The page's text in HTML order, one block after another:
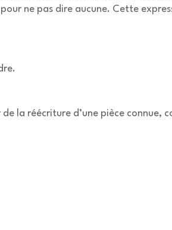
ne pas dire aucune. Cette
la réécriture d’une pièce connue,